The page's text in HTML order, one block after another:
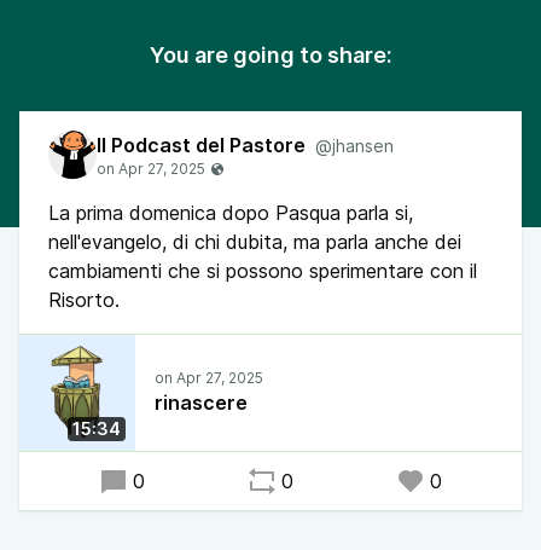
You are going to share:
Il Podcast del Pastore @jhansen
La prima domenica dopo Pasqua parla si,
nell'evangelo, di chi dubita, ma parla anche dei
cambiamenti che si possono sperimentare con il
Risorto.
15:34
rinascere
0 0 0